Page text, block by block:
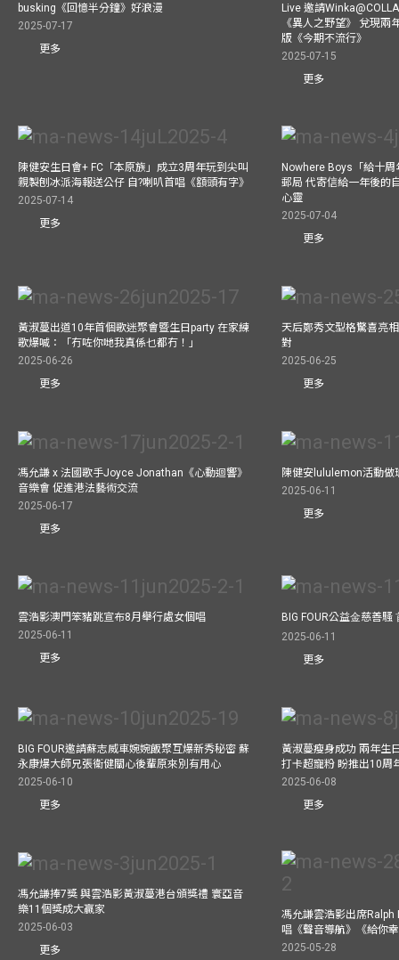
busking《回憶半分鐘》好浪漫
2025-07-17
更多
Live 邀請
《異人之野望》 兌現兩
版《今期不流行》
2025-07-15
更多
陳健安生日會+ FC「本原族」成立3周年玩到尖叫
親製刨冰派海報送公仔 自?喇叭首唱《額頭有字》
2025-07-14
更多
Nowhere Boys「給十
郵局 代寄信給一年後的
心靈
2025-07-04
更多
黃淑蔓出道10年首個歌迷聚會暨生日party 在家練
歌爆喊：「冇咗你哋我真係乜都冇！」
2025-06-26
更多
天后鄭秀文型格驚喜亮
對
2025-06-25
更多
馮允謙 x 法國歌手Joyce Jonathan《心動迴響》
音樂會 促進港法藝術交流
2025-06-17
更多
陳健安lululemon活動做
2025-06-11
更多
雲浩影澳門笨豬跳宣布8月舉行處女個唱
2025-06-11
更多
BIG FOUR公益⾦慈善
2025-06-11
更多
BIG FOUR邀請蘇志威車婉婉飯聚互爆新秀秘密 蘇
永康爆大師兄張衞健關心後輩原來別有用心
2025-06-10
更多
黃淑蔓瘦身成功 兩年生
打卡超寵粉 盼推出10周
2025-06-08
更多
馮允謙捧7獎 與雲浩影黃淑蔓港台頒獎禮 寰亞音
樂11個獎成大贏家
2025-06-03
更多
馮允謙雲浩影出席
唱《聲音導航》《給你
2025-05-28